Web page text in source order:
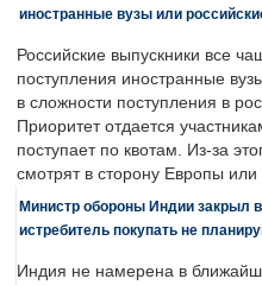
иностранные вузы или
Российские выпускники все
поступления иностранные
в сложности поступления в
Приоритет отдается
поступает по квотам. Из-за
смотрят в сторону Европы или
Министр обороны Индии закрыл
истребитель покупать не
Индия не намерена в